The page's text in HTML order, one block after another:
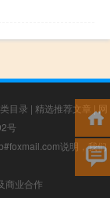
目录 | 精选推荐文章 |网
号
说明，我们
商业合作